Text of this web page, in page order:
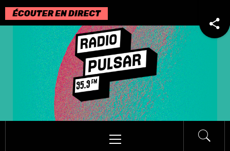
Passer
au
contenu
principal